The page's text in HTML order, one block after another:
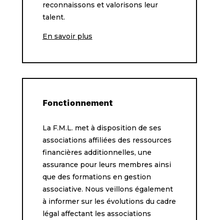
reconnaissons et valorisons leur
talent.
En savoir plus
Fonctionnement
La F.M.L. met à disposition de ses
associations affiliées des ressources
financières additionnelles, une
assurance pour leurs membres ainsi
que des formations en gestion
associative. Nous veillons également
à informer sur les évolutions du cadre
légal affectant les associations